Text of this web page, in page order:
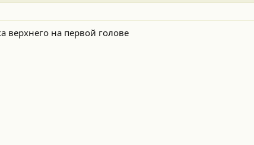
верхнего на первой голове